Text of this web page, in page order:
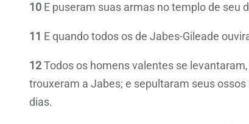
10 E puseram suas armas no templo de seu
11 E quando todos os de Jabes-Gileade
12Todos os homens valentes se
trouxeram a Jabes; e sepultaram seus
dias.